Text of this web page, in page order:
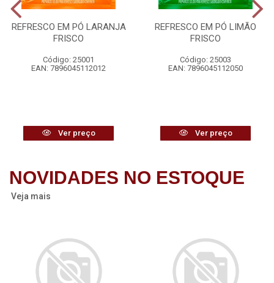
REFRESCO EM PÓ LARANJA
FRISCO
Código: 25001
EAN: 7896045112012
Ver preço
REFRESCO EM PÓ LIMÃO
FRISCO
Código: 25003
EAN: 7896045112050
Ver preço
NOVIDADES NO ESTOQUE
Veja mais